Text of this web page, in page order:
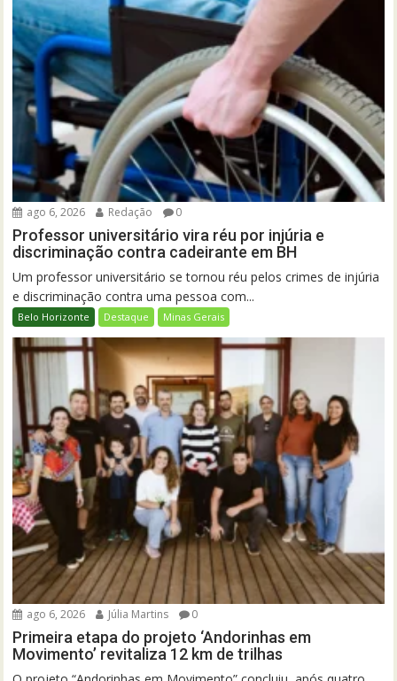
ago 6, 2026 Redação 0
Professor universitário vira réu por injúria e
discriminação contra cadeirante em BH
Um professor universitário se tornou réu pelos crimes de injúria
e discriminação contra uma pessoa com...
Belo Horizonte Destaque Minas Gerais
ago 6, 2026 Júlia Martins 0
Primeira etapa do projeto ‘Andorinhas em
Movimento’ revitaliza 12 km de trilhas